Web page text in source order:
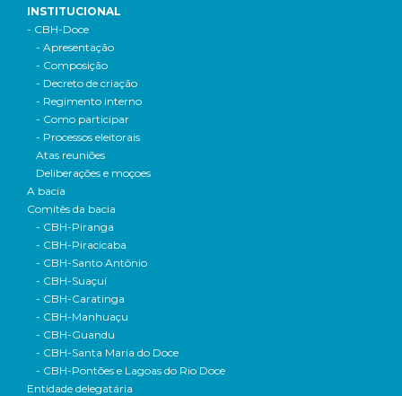
INSTITUCIONAL
- CBH-Doce
- Apresentação
- Composição
- Decreto de criação
- Regimento interno
- Como participar
- Processos eleitorais
Atas reuniões
Deliberações e moçoes
A bacia
Comitês da bacia
- CBH-Piranga
- CBH-Piracicaba
- CBH-Santo Antônio
- CBH-Suaçuí
- CBH-Caratinga
- CBH-Manhuaçu
- CBH-Guandu
- CBH-Santa Maria do Doce
- CBH-Pontões e Lagoas do Rio Doce
Entidade delegatária